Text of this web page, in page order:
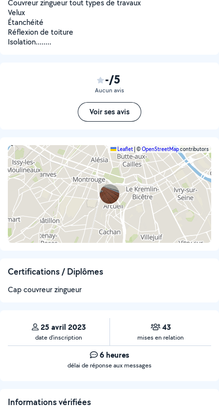
Couvreur zingueur tout types de travaux
Velux
Étanchéité
Réflexion de toiture
Isolation........
-/5
Aucun avis
Voir ses avis
Leaflet ©OpenStreetMapcontributors
Certifications / Diplômes
Cap couvreur zingueur
25 avril 2023
date d’inscription
43
mises en relation
6 heures
délai de réponse aux messages
Informations vérifiées